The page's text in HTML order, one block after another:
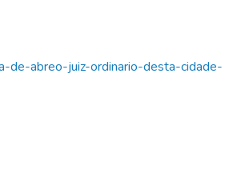
de-abreo-juiz-ordinario-desta-cidade-